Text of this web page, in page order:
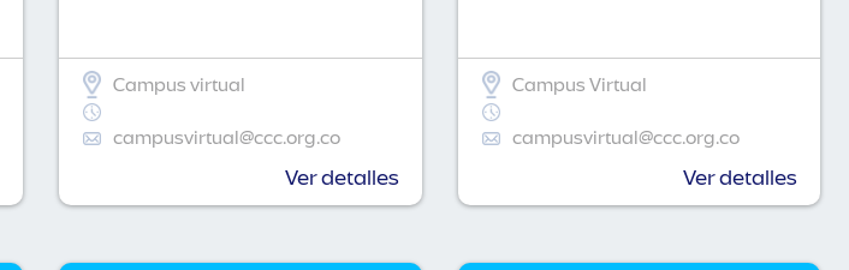
Campus virtual
campusvirtual@ccc.org.co
Ver detalles
Campus Virtual
campusvirtual@ccc.org.co
Ver detalles